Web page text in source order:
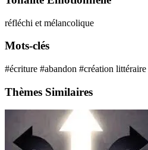
réfléchi et mélancolique
Mots-clés
#écriture #abandon #création littéraire
Thèmes Similaires